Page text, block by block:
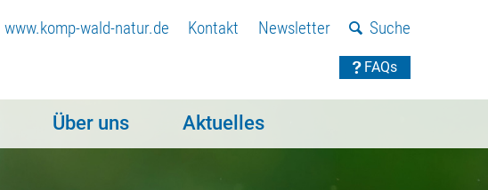
www.komp-wald-natur.de Kontakt Newsletter Suche
FAQs
Über uns Aktuelles